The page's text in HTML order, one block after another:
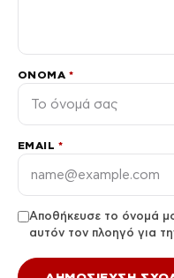
ΌΝΟΜΑ *
EMAIL *
Αποθήκευσε το όνομά
αυτόν τον πλοηγό για